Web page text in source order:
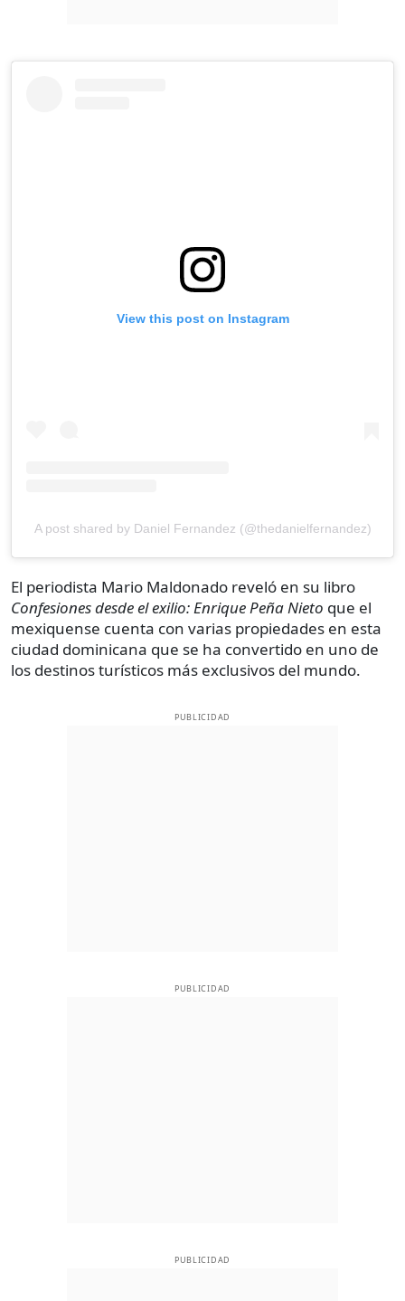
View this post on Instagram
A post shared by Daniel Fernandez (@thedanielfernandez)
El periodista Mario Maldonado reveló en su libro
Confesiones desde el exilio: Enrique Peña Nieto que el
mexiquense cuenta con varias propiedades en esta
ciudad dominicana que se ha convertido en uno de
los destinos turísticos más exclusivos del mundo.
PUBLICIDAD
PUBLICIDAD
PUBLICIDAD